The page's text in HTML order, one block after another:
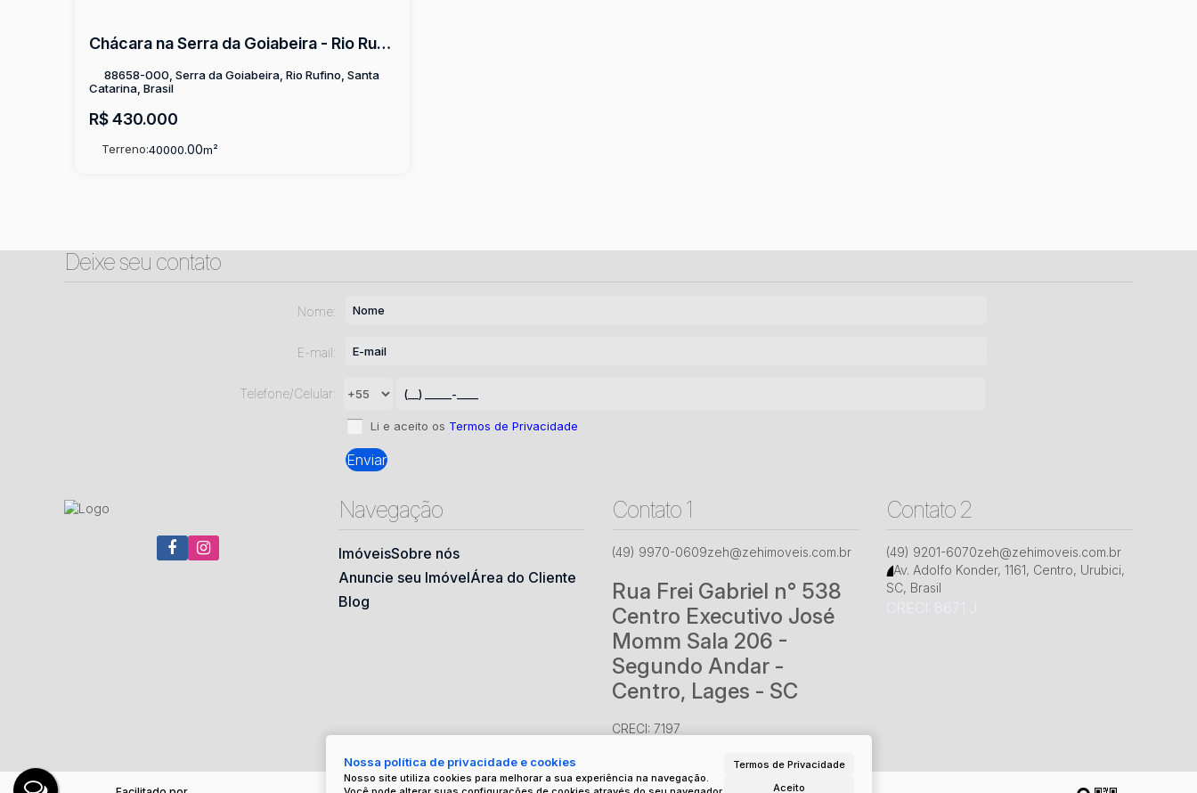
Nossa política de privacidade e cookies
Nosso site utiliza cookies para melhorar a sua experiência na navegação.
Termos de Privacidade
Aceito
Chácara na Serra da Goiabeira - Rio Rufino
R$430.000
88658-000, Serra da Goiabeira, Rio Rufino, Santa
Catarina, Brasil
Terreno:40000.00m²
Deixe seu contato
Nome:
E-mail:
Telefone/Celular:
Li e aceito os Termos de Privacidade
Navegação
ImóveisSobre nós
Anuncie seu ImóvelÁrea do Cliente
Blog
Contato 1
(49) 9970-0609zeh@zehimoveis.com.br
Rua Frei Gabriel n° 538
Centro Executivo José
Momm Sala 206 -
Segundo Andar -
Centro, Lages - SC
CRECI: 7197
Contato 2
(49) 9201-6070zeh@zehimoveis.com.br
Av. Adolfo Konder, 1161, Centro, Urubici,
SC, Brasil
CRECI: 8671 J